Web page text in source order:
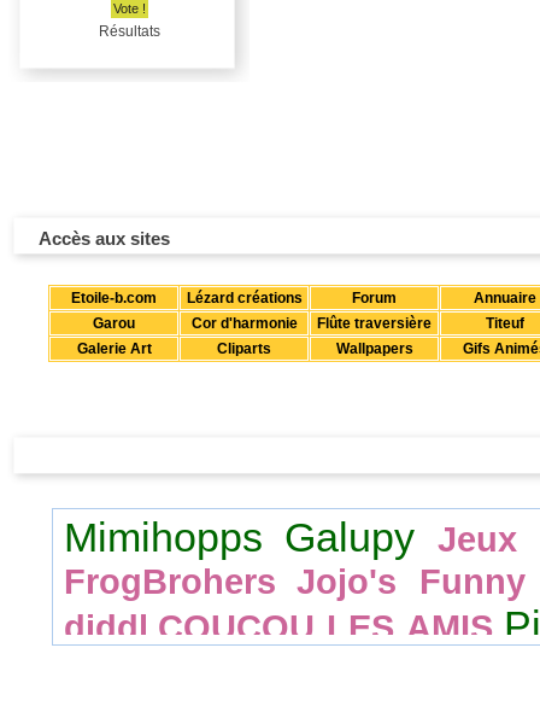
Vote !
Résultats
Accès aux sites
Etoile-b.com Lézard créations Forum
Annuaire
Garou
Cor d'harmonie Flûte traversière
Titeuf
Galerie Art
Cliparts Wallpapers Gifs
Mimihopps Galupy Jeux
FrogBrohers Jojo's Funny
diddl COUCOU LES AMIS